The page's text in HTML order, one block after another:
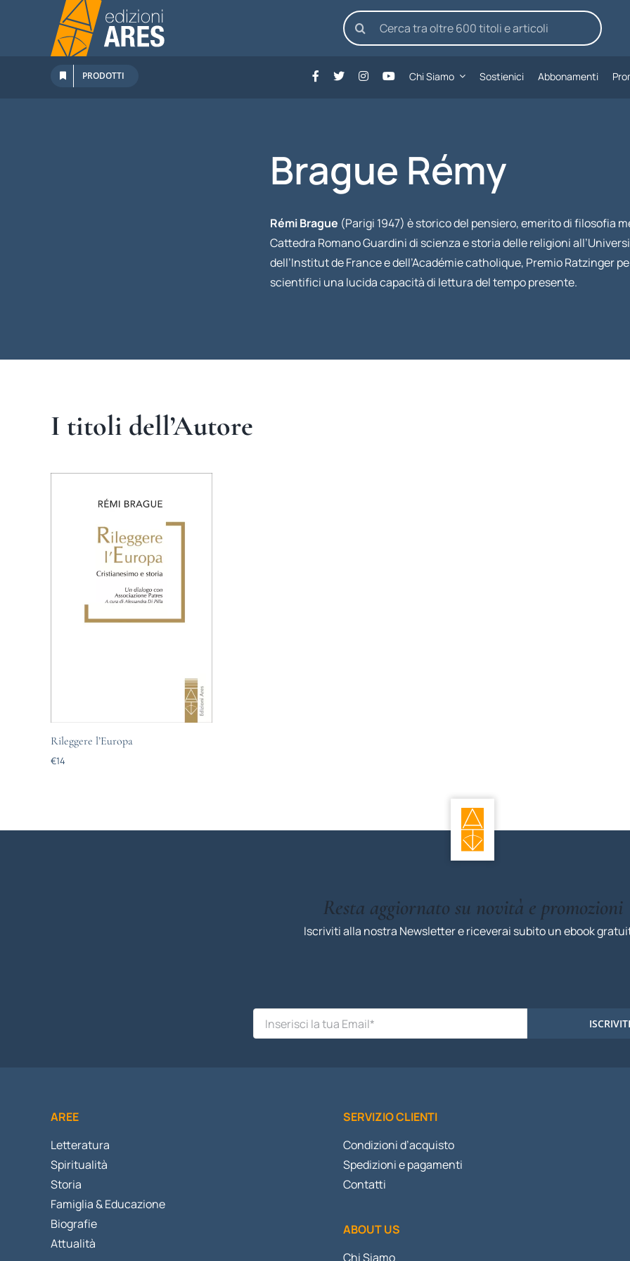
contenuto
Cerca
per:
PRODOTTI Chi Siamo Sostienici Abbonamenti
Brague Rémy
Rémi Brague (Parigi 1947) è storico del pensiero, emerito di filosofia
Cattedra Romano Guardini di scienza e storia delle religioni
dell’Institut de France e dell’Académie catholique, Premio Ratzinger
scientifici una lucida capacità di lettura del tempo presente.
I titoli dell’Autore
Rileggere l’Europa
€14
Resta aggiornato su novità e promozioni
Iscriviti alla nostra Newsletter e riceverai subito un ebook
ISCRIVITI
AREE
Letteratura
Spiritualità
Storia
Famiglia & Educazione
Biografie
Attualità
SERVIZIO CLIENTI
Condizioni d’acquisto
Spedizioni e pagamenti
Contatti
ABOUT US
Chi Siamo